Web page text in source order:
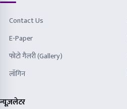
Contact Us
E-Paper
फोटो गैलरी (Gallery)
लॉगिन
न्यूज़लेटर